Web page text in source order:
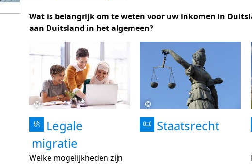
Wat is belangrijk om te weten voor uw inkomen in
aan Duitsland in het algemeen?
©
🚸
Legale
migratie
Welke mogelijkheden zijn
©
📜 Staatsrecht